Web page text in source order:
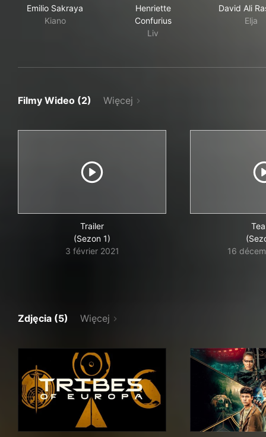
Emilio Sakraya
Kiano
Henriette
Confurius
Liv
David Ali
Elja
Filmy Wideo (2) Więcej
Trailer
(Sezon 1)
3 février 2021
16
Zdjęcia (5) Więcej